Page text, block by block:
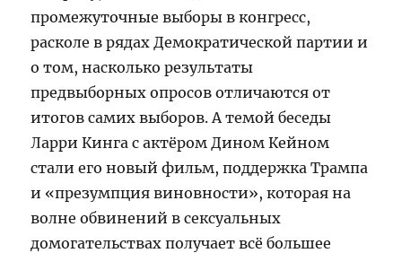
промежуточные выборы в конгресс,
расколе в рядах Демократической партии и
о том, насколько результаты
предвыборных опросов отличаются от
итогов самих выборов. А темой беседы
Ларри Кинга с актёром Дином Кейном
стали его новый фильм, поддержка Трампа
и «презумпция виновности», которая на
волне обвинений в сексуальных
домогательствах получает всё большее